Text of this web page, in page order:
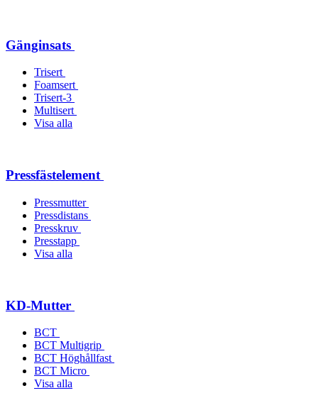
Gänginsats
Trisert
Foamsert
Trisert-3
Multisert
Visa alla
Pressfästelement
Pressmutter
Pressdistans
Presskruv
Presstapp
Visa alla
KD-Mutter
BCT
BCT Multigrip
BCT Höghållfast
BCT Micro
Visa alla